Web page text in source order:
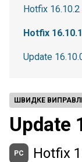
ШВИДКЕ
Update
PC Hotfix
Hotfix 16.10.2
Hotfix 16.10.1
Update